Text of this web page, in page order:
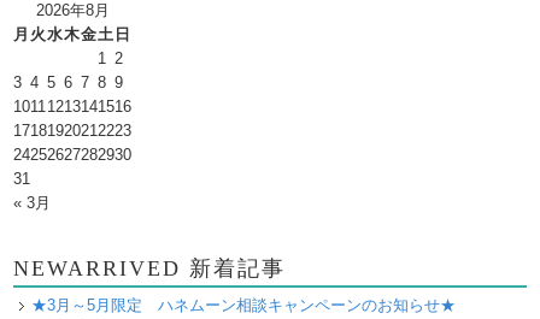
2026年8月
月 火水木金土 日
1 2
3 4 5 6 7 8 9
10111213141516
17181920212223
24252627282930
31
« 3月
NEWARRIVED 新着記事
★3月～5月限定 ハネムーン相談キャンペーンのお知らせ★